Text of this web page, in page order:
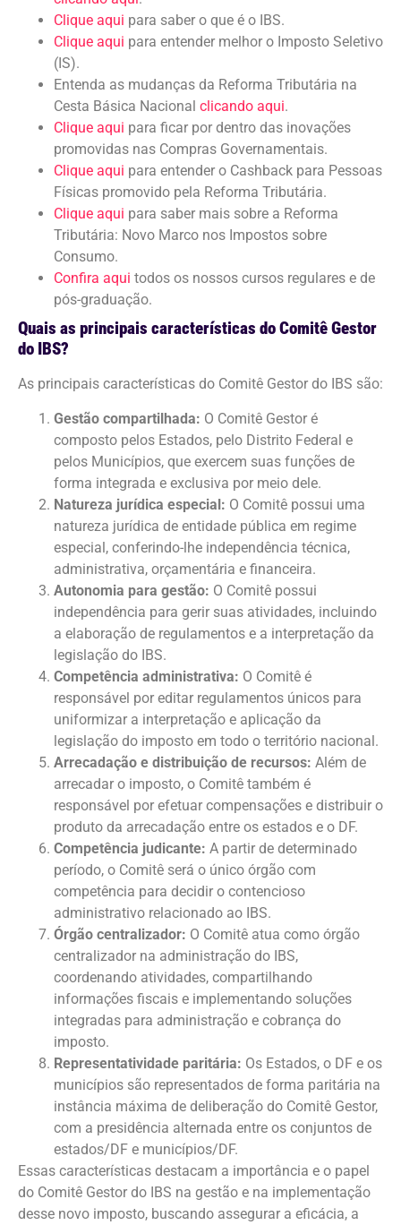
Clique aqui para saber o que é o IBS.
Clique aqui para entender melhor o Imposto Seletivo
(IS).
Entenda as mudanças da Reforma Tributária na
Cesta Básica Nacional clicando aqui.
Clique aqui para ficar por dentro das inovações
promovidas nas Compras Governamentais.
Clique aqui para entender o Cashback para Pessoas
Físicas promovido pela Reforma Tributária.
Clique aqui para saber mais sobre a Reforma
Tributária: Novo Marco nos Impostos sobre
Consumo.
Confira aqui todos os nossos cursos regulares e de
pós-graduação.
Quais as principais características do Comitê Gestor
do IBS?
As principais características do Comitê Gestor do IBS são:
Gestão compartilhada: O Comitê Gestor é
composto pelos Estados, pelo Distrito Federal e
pelos Municípios, que exercem suas funções de
forma integrada e exclusiva por meio dele.
Natureza jurídica especial: O Comitê possui uma
natureza jurídica de entidade pública em regime
especial, conferindo-lhe independência técnica,
administrativa, orçamentária e financeira.
Autonomia para gestão: O Comitê possui
independência para gerir suas atividades, incluindo
a elaboração de regulamentos e a interpretação da
legislação do IBS.
Competência administrativa: O Comitê é
responsável por editar regulamentos únicos para
uniformizar a interpretação e aplicação da
legislação do imposto em todo o território nacional.
Arrecadação e distribuição de recursos: Além de
arrecadar o imposto, o Comitê também é
responsável por efetuar compensações e distribuir o
produto da arrecadação entre os estados e o DF.
Competência judicante: A partir de determinado
período, o Comitê será o único órgão com
competência para decidir o contencioso
administrativo relacionado ao IBS.
Órgão centralizador: O Comitê atua como órgão
centralizador na administração do IBS,
coordenando atividades, compartilhando
informações fiscais e implementando soluções
integradas para administração e cobrança do
imposto.
Representatividade paritária: Os Estados, o DF e os
municípios são representados de forma paritária na
instância máxima de deliberação do Comitê Gestor,
com a presidência alternada entre os conjuntos de
estados/DF e municípios/DF.
Essas características destacam a importância e o papel
do Comitê Gestor do IBS na gestão e na implementação
desse novo imposto, buscando assegurar a eficácia, a